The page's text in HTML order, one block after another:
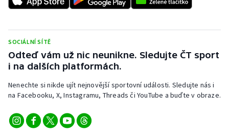
Triatlon
Veslování
Vodní slalom
Volejbal
SOCIÁLNÍ SÍTĚ
Odteď vám už nic neunikne. Sledujte ČT sport
i na dalších platformách.
Nenechte si nikde ujít nejnovější sportovní události. Sledujte nás i
na Facebooku, X, Instagramu, Threads či YouTube a buďte v obraze.